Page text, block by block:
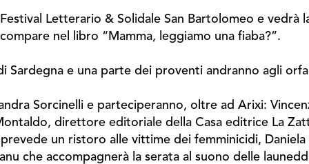
Letterario & Solidale San Bartolomeo e
nel libro “Mamma, leggiamo una fiaba?”.
Sardegna e una parte dei proventi andranno agli
Sorcinelli e parteciperanno, oltre ad Arixi:
direttore editoriale della Casa editrice La
un ristoro alle vittime dei femminicidi,
che accompagnerà la serata al suono delle